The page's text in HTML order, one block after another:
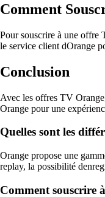
Comment
Pour souscrire à une offre
le service client dOrange
Conclusion
Avec les offres TV
Orange pour une
Quelles sont les
Orange propose une
replay, la possibilité
Comment souscrire